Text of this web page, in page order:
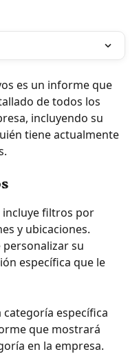
es un informe que
de todos los
incluyendo su
tiene actualmente
incluye filtros por
y ubicaciones.
su
específica que le
categoría específica
que mostrará
en la empresa.